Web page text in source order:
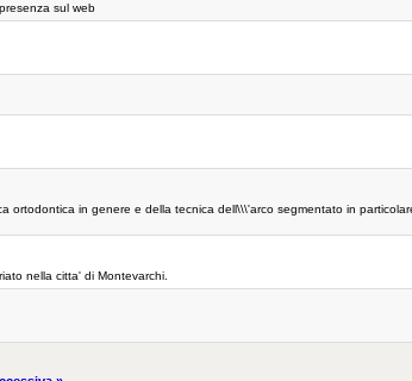
sul web
in genere e della tecnica dell\\\'arco segmentato in
nella citta' di Montevarchi.